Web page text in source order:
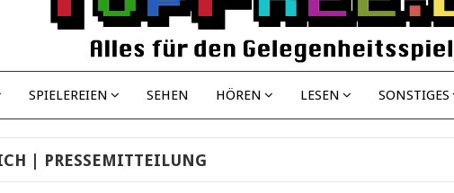
SPIELEREIEN SEHEN HÖREN LESEN SONSTIGES
| PRESSEMITTEILUNG